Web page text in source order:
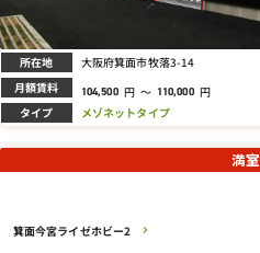
所在地 大阪府箕面市牧落3-14
月額賃料 104,500 円 ～ 110,000 円
タイプ メゾネットタイプ
箕面今宮ライゼホビー2
満室